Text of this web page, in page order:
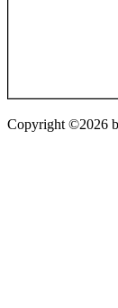
Copyright ©2026